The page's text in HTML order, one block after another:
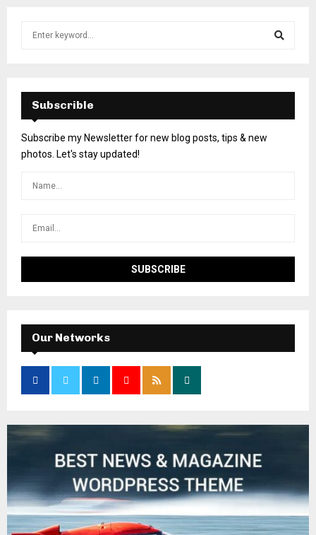
Subscrible
Subscribe my Newsletter for new blog posts, tips & new
photos. Let's stay updated!
Our Networks